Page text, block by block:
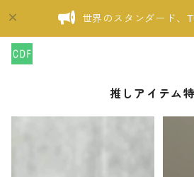
世界のスタンダード、
推しアイテム